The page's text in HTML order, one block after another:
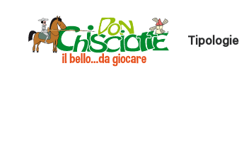
Tipologie